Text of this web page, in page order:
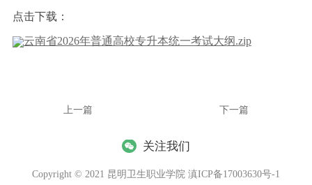
点击下载：
云南省2026年普通高校专升本统一考试大纲.zip
上一篇 下一篇
关注我们
Copyright © 2021 昆明卫生职业学院 滇ICP备17003630号-1